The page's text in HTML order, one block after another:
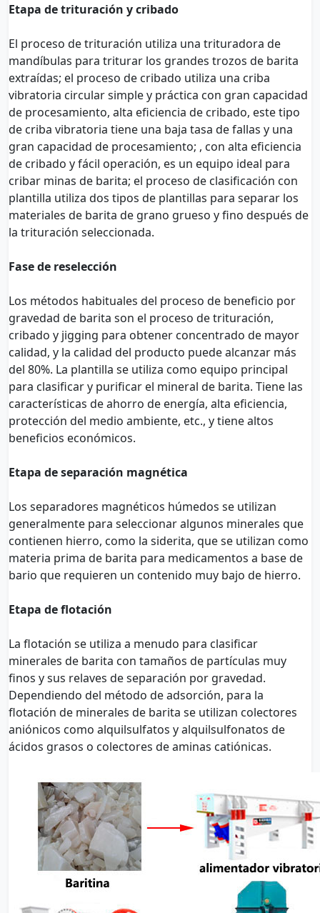
Etapa de trituración y cribado
El proceso de trituración utiliza una trituradora de
mandíbulas para triturar los grandes trozos de barita
extraídas; el proceso de cribado utiliza una criba
vibratoria circular simple y práctica con gran capacidad
de procesamiento, alta eficiencia de cribado, este tipo
de criba vibratoria tiene una baja tasa de fallas y una
gran capacidad de procesamiento; , con alta eficiencia
de cribado y fácil operación, es un equipo ideal para
cribar minas de barita; el proceso de clasificación con
plantilla utiliza dos tipos de plantillas para separar los
materiales de barita de grano grueso y fino después de
la trituración seleccionada.
Fase de reselección
Los métodos habituales del proceso de beneficio por
gravedad de barita son el proceso de trituración,
cribado y jigging para obtener concentrado de mayor
calidad, y la calidad del producto puede alcanzar más
del 80%. La plantilla se utiliza como equipo principal
para clasificar y purificar el mineral de barita. Tiene las
características de ahorro de energía, alta eficiencia,
protección del medio ambiente, etc., y tiene altos
beneficios económicos.
Etapa de separación magnética
Los separadores magnéticos húmedos se utilizan
generalmente para seleccionar algunos minerales que
contienen hierro, como la siderita, que se utilizan como
materia prima de barita para medicamentos a base de
bario que requieren un contenido muy bajo de hierro.
Etapa de flotación
La flotación se utiliza a menudo para clasificar
minerales de barita con tamaños de partículas muy
finos y sus relaves de separación por gravedad.
Dependiendo del método de adsorción, para la
flotación de minerales de barita se utilizan colectores
aniónicos como alquilsulfatos y alquilsulfonatos de
ácidos grasos o colectores de aminas catiónicas.